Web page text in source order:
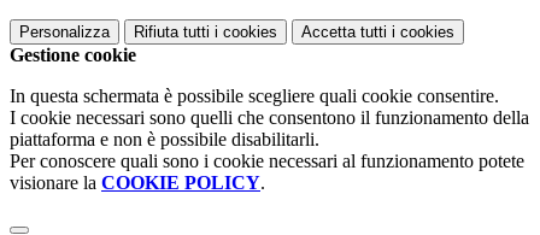
Personalizza Rifiuta tutti i cookies Accetta tutti i cookies
Gestione cookie
In questa schermata è possibile scegliere quali cookie consentire.
I cookie necessari sono quelli che consentono il funzionamento della
piattaforma e non è possibile disabilitarli.
Per conoscere quali sono i cookie necessari al funzionamento potete
visionare la COOKIE POLICY.